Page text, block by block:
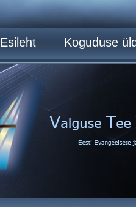
Esileht Koguduse